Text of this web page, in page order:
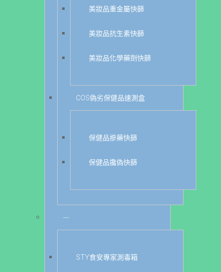
美妝品重金屬快篩
美妝品抗生素快篩
美妝品化學藥劑快篩
COS偽劣保健品速測盒
保健品摻藥快篩
保健品攙偽快篩
---
STY食安專家測毒箱